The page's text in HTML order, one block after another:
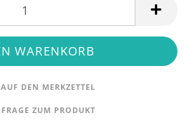
AUF DEN MERKZETTEL
FRAGE ZUM PRODUKT